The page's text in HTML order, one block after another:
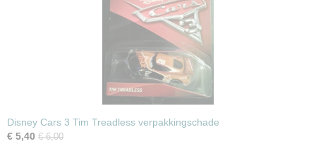
Disney Cars 3 Tim Treadless verpakkingschade
€ 5,40 € 6,00